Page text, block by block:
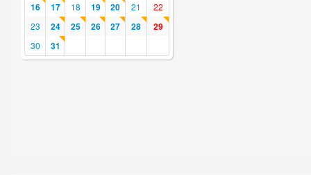
16 17 18 19 20 21
22
23
24 25 26 27 28 29
30 31